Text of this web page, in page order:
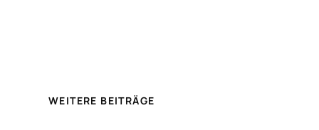
WEITERE BEITRÄGE